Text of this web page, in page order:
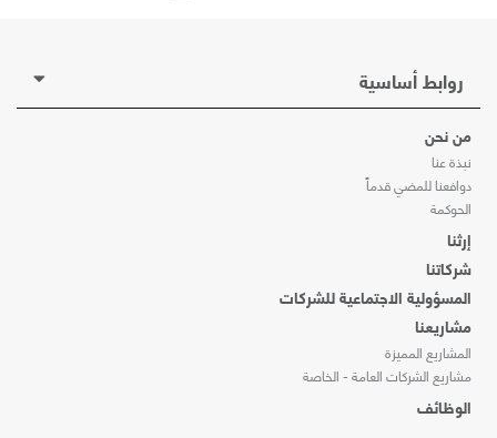
روابط أساسية
من نحن
نبذة عنا
دوافعنا للمضي قدماً
الحوكمة
إرثنا
شركاتنا
المسؤولية الاجتماعية للشركات
مشاريعنا
المشاريع المميزة
مشاريع الشركات العامة - الخاصة
الوظائف